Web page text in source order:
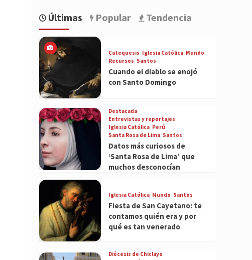
Últimas Popular Tendencia
Catequesis Iglesia Católica Mundo
Recursos Santos
Cuando el diablo se enojó
con Santo Domingo
Destacada
Entrevistas y reportajes
Iglesia Católica Perú
Santa Rosa de Lima Santos
Datos más curiosos de
‘Santa Rosa de Lima’ que
muchos desconocían
Iglesia Católica Mundo Santos
Fiesta de San Cayetano: te
contamos quién era y por
qué es tan venerado
Diócesis de Chiclayo